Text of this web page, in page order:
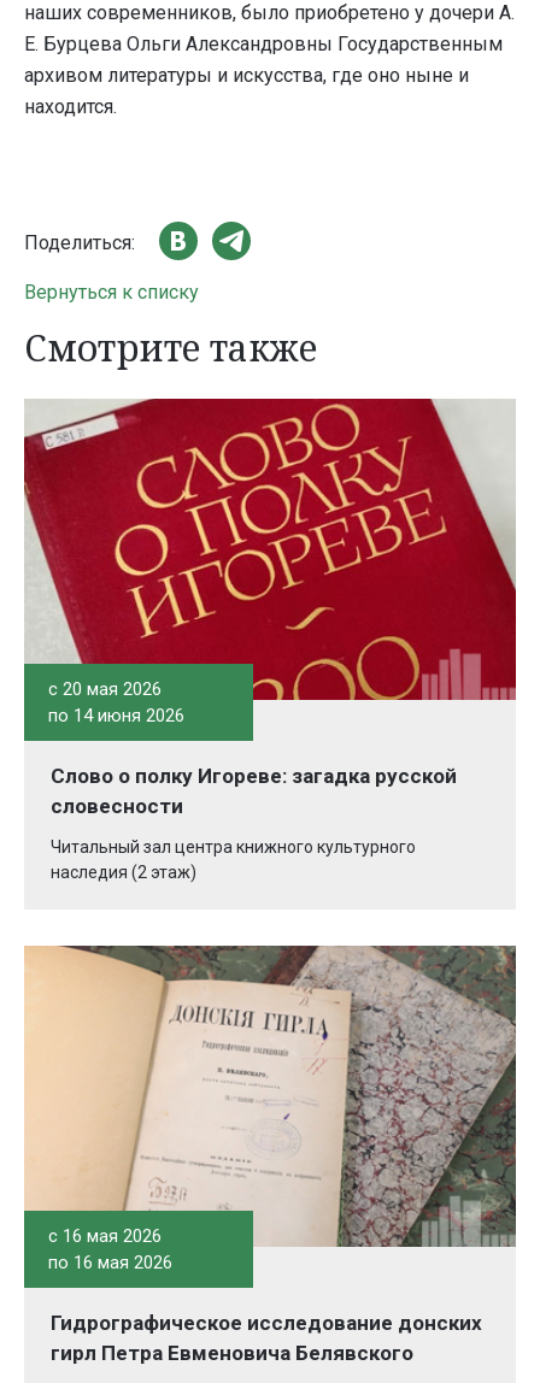
наших современников, было приобретено у дочери А.
Е. Бурцева Ольги Александровны Государственным
архивом литературы и искусства, где оно ныне и
находится.
Поделиться:
Вернуться к списку
Смотрите также
c 20 мая 2026
по 14 июня 2026
Слово о полку Игореве: загадка русской
словесности
Читальный зал центра книжного культурного
наследия (2 этаж)
c 16 мая 2026
по 16 мая 2026
Гидрографическое исследование донских
гирл Петра Евменовича Белявского